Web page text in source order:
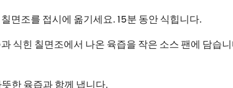
면조를 접시에 옮기세요. 15분 동안 식힙니다.
식힌 칠면조에서 나온 육즙을 작은 소스 팬에 담습
한 육즙과 함께 냅니다.